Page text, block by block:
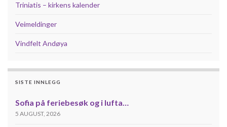
Triniatis – kirkens kalender
Veimeldinger
Vindfelt Andøya
SISTE INNLEGG
Sofia på feriebesøk og i lufta…
5 AUGUST, 2026